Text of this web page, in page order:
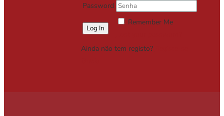
Password
Remember Me
Ainda não tem registo?